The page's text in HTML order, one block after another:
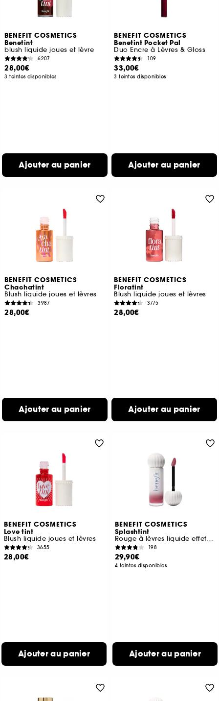
BENEFIT COSMETICS
Benetint
blush liquide joues et lèvre
6207
28,00€
3 teintes disponibles
Ajouter au panier
BENEFIT COSMETICS
Benetint Pocket Pal
Duo Encre à Lèvres & Gloss
109
33,00€
3 teintes disponibles
Ajouter au panier
BENEFIT COSMETICS
Chachatint
Blush liquide joues et lèvres
3987
28,00€
Ajouter au panier
BENEFIT COSMETICS
Floratint
Blush liquide joues et lèvres
3775
28,00€
Ajouter au panier
BENEFIT COSMETICS
Love tint
Blush liquide joues et lèvres
3655
28,00€
Ajouter au panier
BENEFIT COSMETICS
Splashtint
Rouge à lèvres liquide effet brillant
198
29,90€
4 teintes disponibles
Ajouter au panier